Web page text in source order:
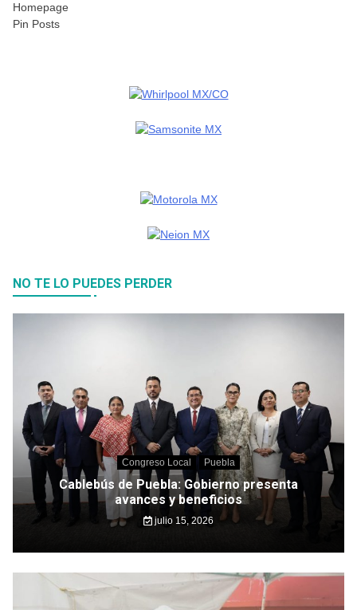
Homepage
Pin Posts
NO TE LO PUEDES PERDER
Congreso Local Puebla
Cablebús de Puebla: Gobierno presenta
avances y beneficios
julio 15, 2026